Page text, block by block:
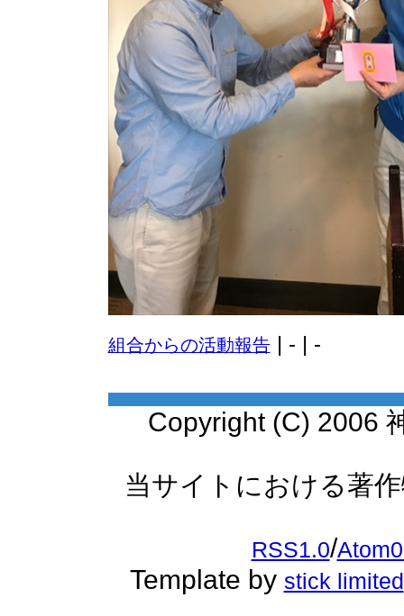
組合からの活動報告| - | -
Copyright (C) 2006
当サイトにおける著
RSS1.0/
Template by stick limited